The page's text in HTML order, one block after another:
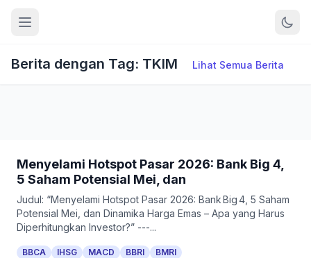
Berita dengan Tag: TKIM Lihat Semua Berita
Menyelami Hotspot Pasar 2026: Bank Big 4,
5 Saham Potensial Mei, dan
Judul: “Menyelami Hotspot Pasar 2026: Bank Big 4, 5 Saham
Potensial Mei, dan Dinamika Harga Emas – Apa yang Harus
Diperhitungkan Investor?” ---...
BBCA IHSG MACD BBRI BMRI